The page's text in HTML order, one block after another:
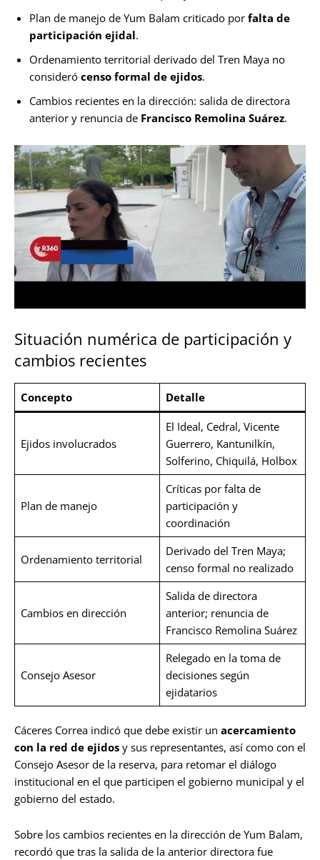
Plan de manejo de Yum Balam criticado por falta de
participación ejidal.
Ordenamiento territorial derivado del Tren Maya no
consideró censo formal de ejidos.
Cambios recientes en la dirección: salida de directora
anterior y renuncia de Francisco Remolina Suárez.
Situación numérica de participación y
cambios recientes
Concepto Detalle
Ejidos involucrados
El Ideal, Cedral, Vicente
Guerrero, Kantunilkín,
Solferino, Chiquilá, Holbox
Plan de manejo
Críticas por falta de
participación y
coordinación
Ordenamiento territorial
Derivado del Tren Maya;
censo formal no realizado
Cambios en dirección
Salida de directora
anterior; renuncia de
Francisco Remolina Suárez
Consejo Asesor
Relegado en la toma de
decisiones según
ejidatarios
Cáceres Correa indicó que debe existir un acercamiento
con la red de ejidos y sus representantes, así como con el
Consejo Asesor de la reserva, para retomar el diálogo
institucional en el que participen el gobierno municipal y el
gobierno del estado.
Sobre los cambios recientes en la dirección de Yum Balam,
recordó que tras la salida de la anterior directora fue